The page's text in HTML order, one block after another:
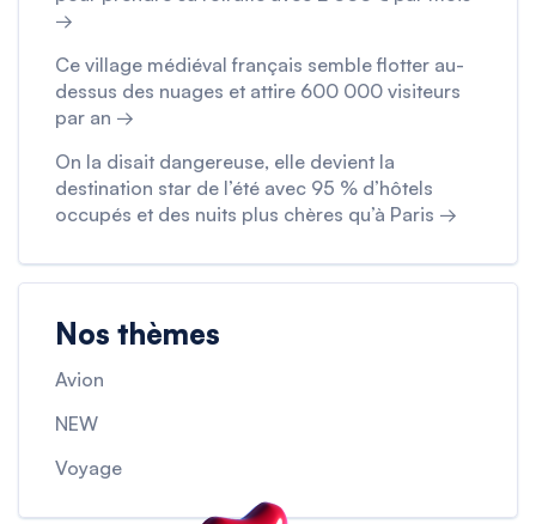
→
Ce village médiéval français semble flotter au-
dessus des nuages et attire 600 000 visiteurs
par an →
On la disait dangereuse, elle devient la
destination star de l’été avec 95 % d’hôtels
occupés et des nuits plus chères qu’à Paris →
Nos thèmes
Avion
NEW
Voyage